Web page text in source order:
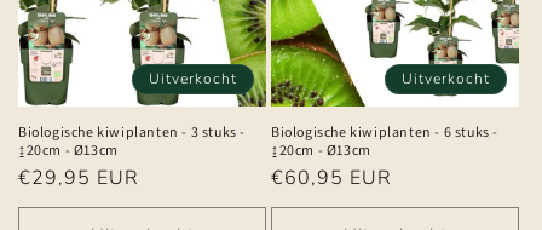
Uitverkocht
Biologische kiwiplanten - 3 stuks -
↨20cm - Ø13cm
Normale
prijs
€29,95 EUR
Uitverkocht
Biologische kiwiplanten - 6 stuks -
↨20cm - Ø13cm
Normale
prijs
€60,95 EUR